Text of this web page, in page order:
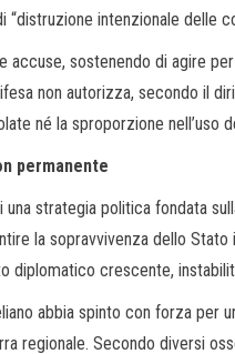
“distruzione intenzionale delle
accuse, sostenendo di agire
non autorizza, secondo il
né la sproporzione nell’uso
permanente
una strategia politica fondata
la sopravvivenza dello
diplomatico crescente,
abbia spinto con forza per
regionale. Secondo diversi